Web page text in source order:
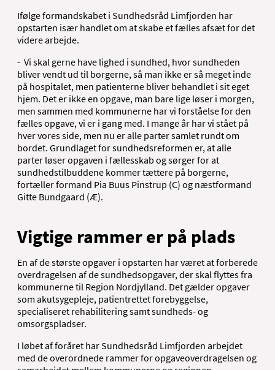
Ifølge formandskabet i Sundhedsråd Limfjorden har
opstarten især handlet om at skabe et fælles afsæt for det
videre arbejde.
- Vi skal gerne have lighed i sundhed, hvor sundheden
bliver vendt ud til borgerne, så man ikke er så meget inde
på hospitalet, men patienterne bliver behandlet i sit eget
hjem. Det er ikke en opgave, man bare lige løser i morgen,
men sammen med kommunerne har vi forståelse for den
fælles opgave, vi er i gang med. I mange år har vi stået på
hver vores side, men nu er alle parter samlet rundt om
bordet. Grundlaget for sundhedsreformen er, at alle
parter løser opgaven i fællesskab og sørger for at
sundhedstilbuddene kommer tættere på borgerne,
fortæller formand Pia Buus Pinstrup (C) og næstformand
Gitte Bundgaard (Æ).
Vigtige rammer er på plads
En af de største opgaver i opstarten har været at forberede
overdragelsen af de sundhedsopgaver, der skal flyttes fra
kommunerne til Region Nordjylland. Det gælder opgaver
som akutsygepleje, patientrettet forebyggelse,
specialiseret rehabilitering samt sundheds- og
omsorgspladser.
I løbet af foråret har Sundhedsråd Limfjorden arbejdet
med de overordnede rammer for opgaveoverdragelsen og